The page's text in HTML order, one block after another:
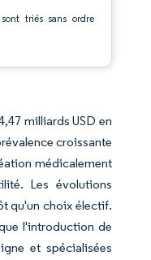
triés sans ordre
milliards USD en
croissante
médicalement
Les évolutions
qu'un choix électif.
l'introduction de
et spécialisées